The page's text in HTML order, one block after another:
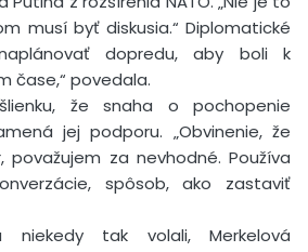
musí byť diskusia.“ Diplomatické
dopredu, aby boli k
čase,“ povedala.
že snaha o pochopenie
jej podporu. „Obvinenie, že
považujem za nevhodné. Používa
spôsob, ako zastaviť
tak volali, Merkelová